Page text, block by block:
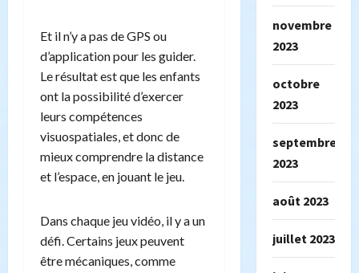
Et il n’y a pas de GPS ou
d’application pour les guider.
Le résultat est que les enfants
ont la possibilité d’exercer
leurs compétences
visuospatiales, et donc de
mieux comprendre la distance
et l’espace, en jouant le jeu.
Dans chaque jeu vidéo, il y a un
défi. Certains jeux peuvent
être mécaniques, comme
novembre
2023
octobre
2023
septembre
2023
août 2023
juillet 2023